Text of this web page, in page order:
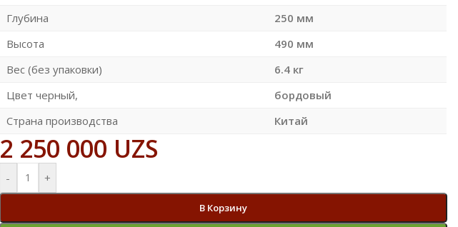
Глубина
250 мм
Высота
490 мм
Вес (без упаковки)
6.4 кг
Цвет черный,
бордовый
Страна производства
Китай
2 250 000 UZS
- +
В Корзину